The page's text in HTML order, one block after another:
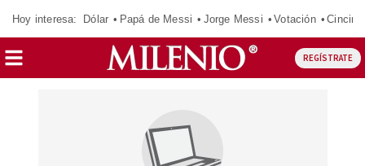
Hoy interesa: Dólar Papá de Messi Jorge Messi Votación
REGÍSTRATE